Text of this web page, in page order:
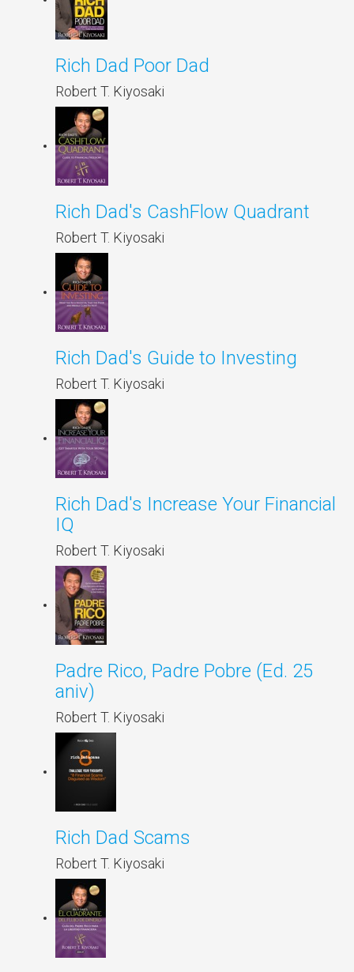
Rich Dad Poor Dad
Robert T. Kiyosaki
Rich Dad's CashFlow Quadrant
Robert T. Kiyosaki
Rich Dad's Guide to Investing
Robert T. Kiyosaki
Rich Dad's Increase Your Financial
IQ
Robert T. Kiyosaki
Padre Rico, Padre Pobre (Ed. 25
aniv)
Robert T. Kiyosaki
Rich Dad Scams
Robert T. Kiyosaki